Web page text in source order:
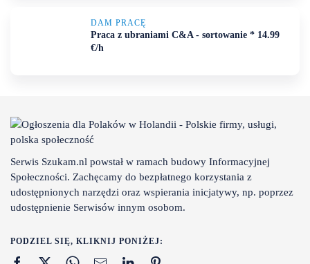
DAM PRACĘ
Praca z ubraniami C&A - sortowanie * 14.99
€/h
Serwis Szukam.nl powstał w ramach budowy Informacyjnej
Społeczności. Zachęcamy do bezpłatnego korzystania z
udostępnionych narzędzi oraz wspierania inicjatywy, np. poprzez
udostępnienie Serwisów innym osobom.
PODZIEL SIĘ, KLIKNIJ PONIŻEJ: